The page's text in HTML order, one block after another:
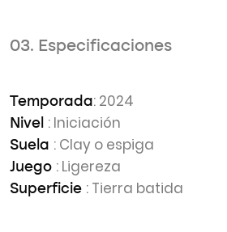
03. Especificaciones
Temporada: 2024
Nivel : Iniciación
Suela : Clay o espiga
Juego : Ligereza
Superficie : Tierra batida